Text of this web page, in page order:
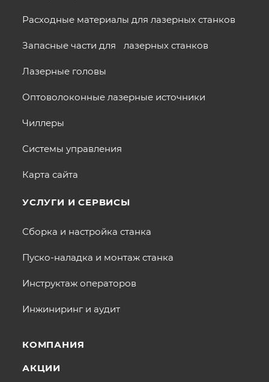
Расходные материалы для лазерных станков
Запасные части для лазерных станков
Лазерные головы
Оптоволоконные лазерные источники
Чиллеры
Системы управления
Карта сайта
УСЛУГИ И СЕРВИСЫ
Сборка и настройка станка
Пуско-наладка и монтаж станка
Инструктаж операторов
Инжиниринг и аудит
КОМПАНИЯ
АКЦИИ